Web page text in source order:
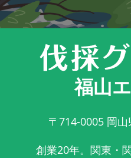
福山
〒714-0005 岡
創業20年。関東・